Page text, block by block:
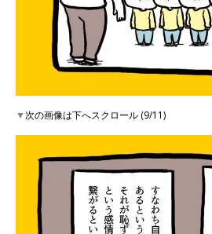
▼次の画像は下へスクロール (9/11)